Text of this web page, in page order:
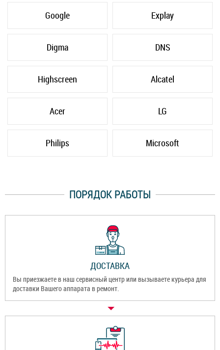
Google Explay
Digma DNS
Highscreen Alcatel
Acer LG
Philips Microsoft
ПОРЯДОК РАБОТЫ
ДОСТАВКА
Вы приезжаете в наш сервисный центр или вызываете курьера для
доставки Вашего аппарата в ремонт.